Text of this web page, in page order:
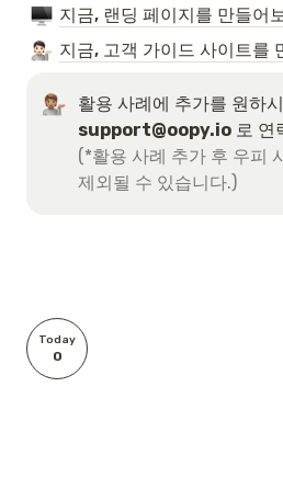
지금, 랜딩 페이지를 만들어
지금, 고객 가이드 사이트를
support@oopy.io
(*활용 사례 추가 후 우피
제외될 수 있습니다.)
Today
0